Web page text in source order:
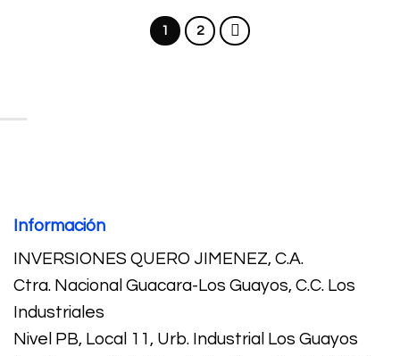
1 2
Información
INVERSIONES QUERO JIMENEZ, C.A.
Ctra. Nacional Guacara-Los Guayos, C.C. Los
Industriales
Nivel PB, Local 11, Urb. Industrial Los Guayos